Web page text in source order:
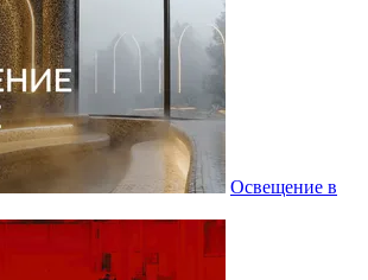
Освещение в